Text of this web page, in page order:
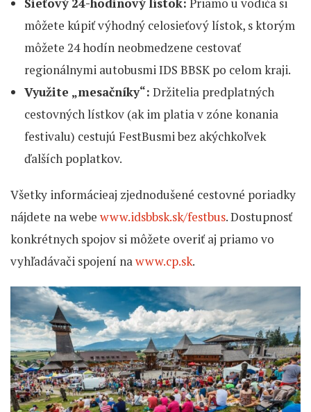
môžete kúpiť výhodný celosieťový lístok, s ktorým
môžete 24 hodín neobmedzene cestovať
regionálnymi autobusmi IDS BBSK po celom kraji.
Využite „mesačníky“: Držitelia predplatných
cestovných lístkov (ak im platia v zóne konania
festivalu) cestujú FestBusmi bez akýchkoľvek
ďalších poplatkov.
Všetky informácieaj zjednodušené cestovné poriadky
nájdete na webe www.idsbbsk.sk/festbus. Dostupnosť
konkrétnych spojov si môžete overiť aj priamo vo
vyhľadávači spojení nawww.cp.sk.